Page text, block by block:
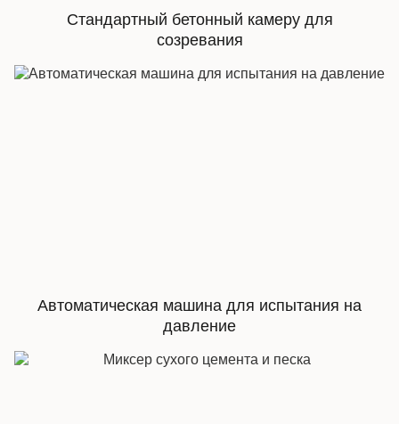
Стандартный бетонный камеру для
созревания
Автоматическая машина для испытания на
давление